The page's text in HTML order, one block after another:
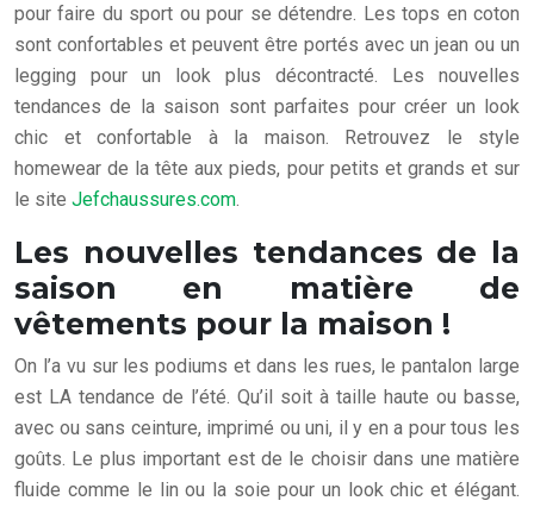
pour faire du sport ou pour se détendre. Les tops en coton
sont confortables et peuvent être portés avec un jean ou un
legging pour un look plus décontracté. Les nouvelles
tendances de la saison sont parfaites pour créer un look
chic et confortable à la maison. Retrouvez le style
homewear de la tête aux pieds, pour petits et grands et sur
le site Jefchaussures.com
Les nouvelles tendances de la
saison en matière de
vêtements pour la maison !
On l’a vu sur les podiums et dans les rues, le pantalon large
est LA tendance de l’été. Qu’il soit à taille haute ou basse,
avec ou sans ceinture, imprimé ou uni, il y en a pour tous les
goûts. Le plus important est de le choisir dans une matière
fluide comme le lin ou la soie pour un look chic et élégant.